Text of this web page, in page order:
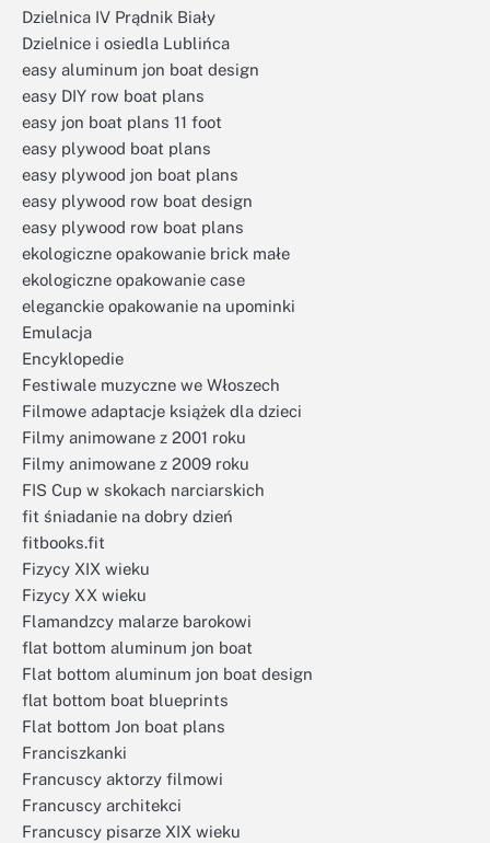
Dzielnica IV Prądnik Biały
Dzielnice i osiedla Lublińca
easy aluminum jon boat design
easy DIY row boat plans
easy jon boat plans 11 foot
easy plywood boat plans
easy plywood jon boat plans
easy plywood row boat design
easy plywood row boat plans
ekologiczne opakowanie brick małe
ekologiczne opakowanie case
eleganckie opakowanie na upominki
Emulacja
Encyklopedie
Festiwale muzyczne we Włoszech
Filmowe adaptacje książek dla dzieci
Filmy animowane z 2001 roku
Filmy animowane z 2009 roku
FIS Cup w skokach narciarskich
fit śniadanie na dobry dzień
fitbooks.fit
Fizycy XIX wieku
Fizycy XX wieku
Flamandzcy malarze barokowi
flat bottom aluminum jon boat
Flat bottom aluminum jon boat design
flat bottom boat blueprints
Flat bottom Jon boat plans
Franciszkanki
Francuscy aktorzy filmowi
Francuscy architekci
Francuscy pisarze XIX wieku